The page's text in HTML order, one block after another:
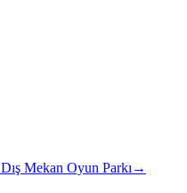
Dış Mekan Oyun Parkı→